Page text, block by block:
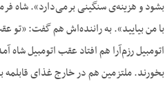
بشود و هزینه‌ی سنگینی برمی‌دارد». شاه
با من بیایید». به راننده‌اش هم گفت: «تو
اتومبیل رزم‌‌آرا هم افتاد عقب اتومبیل شاه
بخورند. ملتزمین هم در خارج غذای قابلمه